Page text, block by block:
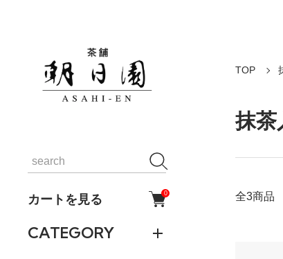
カートを見る 0
CATEGORY
TOP
抹茶
全3商品